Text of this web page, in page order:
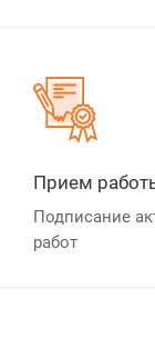
Прием
Подписание
работ